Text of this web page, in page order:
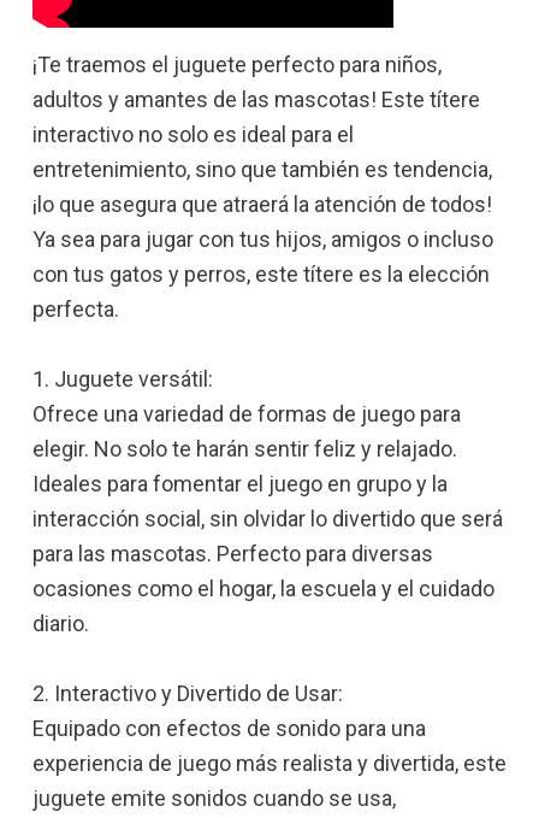
¡Te traemos el juguete perfecto para niños,
adultos y amantes de las mascotas! Este títere
interactivo no solo es ideal para el
entretenimiento, sino que también es tendencia,
¡lo que asegura que atraerá la atención de todos!
Ya sea para jugar con tus hijos, amigos o incluso
con tus gatos y perros, este títere es la elección
perfecta.
1. Juguete versátil:
Ofrece una variedad de formas de juego para
elegir. No solo te harán sentir feliz y relajado.
Ideales para fomentar el juego en grupo y la
interacción social, sin olvidar lo divertido que será
para las mascotas. Perfecto para diversas
ocasiones como el hogar, la escuela y el cuidado
diario.
2. Interactivo y Divertido de Usar:
Equipado con efectos de sonido para una
experiencia de juego más realista y divertida, este
juguete emite sonidos cuando se usa,